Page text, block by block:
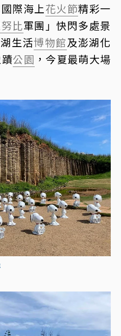
際海上花火節精彩一
比軍團」快閃多處景
生活博物館及澎湖化
公園 ，今夏最萌大場